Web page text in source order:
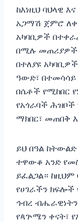
ከእነዚህ ባህላዊ
አጋማሽ ጀምሮ
አካባቢዎች
በሚሉ መጠሪያዎች
በተለያዩ
ዓውድ፣ በተመሳሳይ
በሴቶች የሚከበር
የአጎራባች ሕዝቦች
ማክበር፣ መጠበቅ
ይህ በዓል
ተዋውቆ አንድ
ይፈልጋል። ከዚህም
የሀገራችን ክፍሎች
ኅብረ
የጳጕሜን ቀናት፣